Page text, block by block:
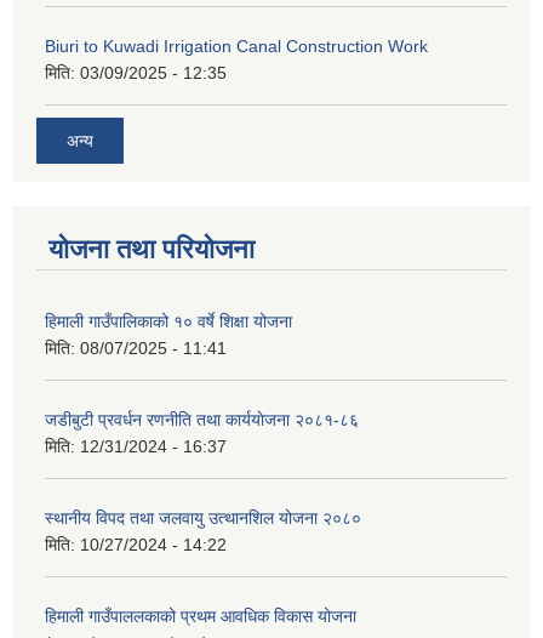
Biuri to Kuwadi Irrigation Canal Construction Work
मिति: 03/09/2025 - 12:35
अन्य
योजना तथा परियोजना
हिमाली गाउँपालिकाको १० वर्षे शिक्षा योजना
मिति: 08/07/2025 - 11:41
जडीबुटी प्रवर्धन रणनीति तथा कार्ययाेजना २०८१-८६
मिति: 12/31/2024 - 16:37
स्थानीय विपद तथा जलवायु उत्थानशिल योजना २०८०
मिति: 10/27/2024 - 14:22
हिमाली गाउँपाललकाको प्रथम आवधिक विकास योजना